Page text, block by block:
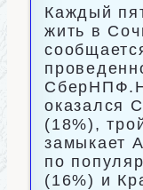
Каждый
жить в
оказался
(18%),
замыкает
по
(16%) и